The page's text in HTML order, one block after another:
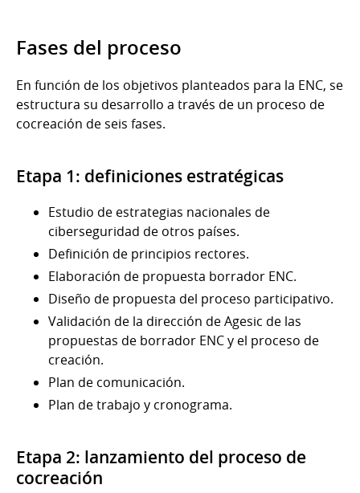
Fases del proceso
En función de los objetivos planteados para la ENC, se
estructura su desarrollo a través de un proceso de
cocreación de seis fases.
Etapa 1: definiciones estratégicas
Estudio de estrategias nacionales de
ciberseguridad de otros países.
Definición de principios rectores.
Elaboración de propuesta borrador ENC.
Diseño de propuesta del proceso participativo.
Validación de la dirección de Agesic de las
propuestas de borrador ENC y el proceso de
creación.
Plan de comunicación.
Plan de trabajo y cronograma.
Etapa 2: lanzamiento del proceso de
cocreación